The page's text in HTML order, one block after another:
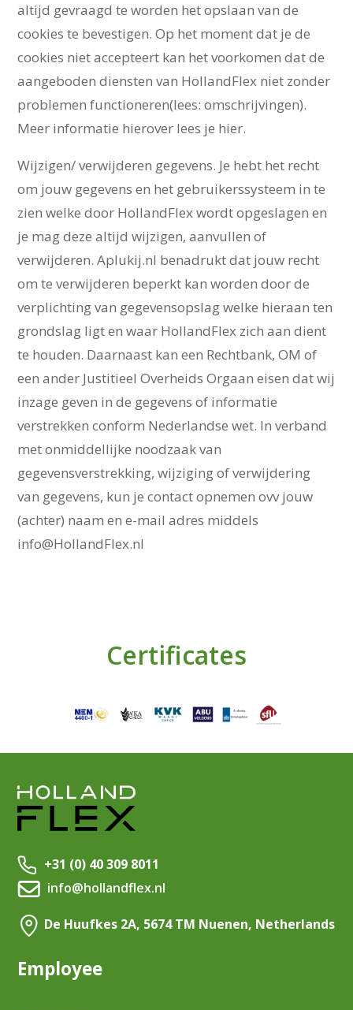
altijd gevraagd te worden het opslaan van de
cookies te bevestigen. Op het moment dat je de
cookies niet accepteert kan het voorkomen dat de
aangeboden diensten van HollandFlex niet zonder
problemen functioneren(lees: omschrijvingen).
Meer informatie hierover lees je hier.
Wijzigen/ verwijderen gegevens. Je hebt het recht
om jouw gegevens en het gebruikerssysteem in te
zien welke door HollandFlex wordt opgeslagen en
je mag deze altijd wijzigen, aanvullen of
verwijderen. Aplukij.nl benadrukt dat jouw recht
om te verwijderen beperkt kan worden door de
verplichting van gegevensopslag welke hieraan ten
grondslag ligt en waar HollandFlex zich aan dient
te houden. Daarnaast kan een Rechtbank, OM of
een ander Justitieel Overheids Orgaan eisen dat wij
inzage geven in de gegevens of informatie
verstrekken conform Nederlandse wet. In verband
met onmiddellijke noodzaak van
gegevensverstrekking, wijziging of verwijdering
van gegevens, kun je contact opnemen ovv jouw
(achter) naam en e-mail adres middels
info@HollandFlex.nl
Certificates
+31 (0) 40 309 8011
info@hollandflex.nl
De Huufkes 2A, 5674 TM Nuenen, Netherlands
Employee